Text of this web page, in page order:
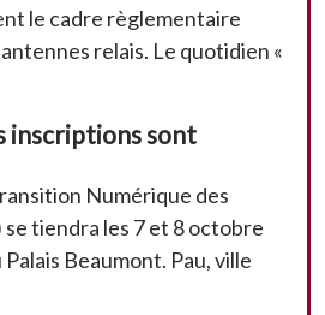
le cadre règlementaire
relais. Le quotidien «
inscriptions sont
Numérique des
tiendra les 7 et 8 octobre
Beaumont. Pau, ville